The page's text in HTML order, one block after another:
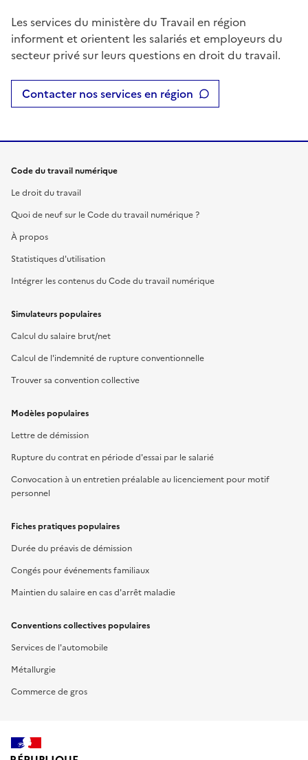
Les services du ministère du Travail en région
informent et orientent les salariés et employeurs du
secteur privé sur leurs questions en droit du travail.
Contacter nos services en région
Code du travail numérique
Le droit du travail
Quoi de neuf sur le Code du travail numérique ?
À propos
Statistiques d'utilisation
Intégrer les contenus du Code du travail numérique
Simulateurs populaires
Calcul du salaire brut/net
Calcul de l'indemnité de rupture conventionnelle
Trouver sa convention collective
Modèles populaires
Lettre de démission
Rupture du contrat en période d'essai par le salarié
Convocation à un entretien préalable au licenciement pour motif
personnel
Fiches pratiques populaires
Durée du préavis de démission
Congés pour événements familiaux
Maintien du salaire en cas d'arrêt maladie
Conventions collectives populaires
Services de l'automobile
Métallurgie
Commerce de gros